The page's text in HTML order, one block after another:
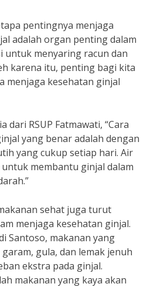
pentingnya menjaga
adalah organ penting dalam
menyaring racun dan
karena itu, penting bagi kita
menjaga kesehatan ginjal
dari RSUP Fatmawati, “Cara
yang benar adalah dengan
yang cukup setiap hari. Air
membantu ginjal dalam
sehat juga turut
menjaga kesehatan ginjal.
Santoso, makanan yang
gula, dan lemak jenuh
ekstra pada ginjal.
makanan yang kaya akan